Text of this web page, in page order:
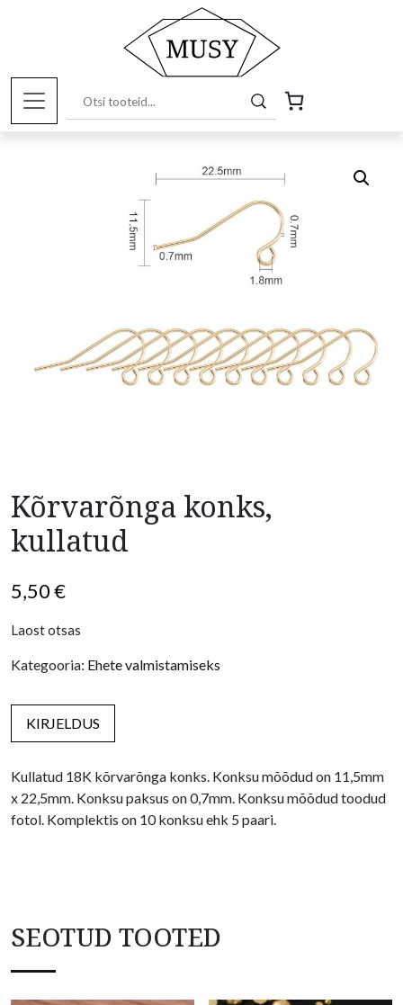
Kunstitarbed e-pood/Ehete
/ Kõrvarõnga konks, kullatud
Kõrvarõnga konks,
kullatud
5,50€
Laost otsas
Kategooria: Ehete valmistamiseks
KIRJELDUS
Kullatud 18K kõrvarõnga konks. Konksu mõõdud on 11,5mm
x 22,5mm. Konksu paksus on 0,7mm. Konksu mõõdud toodud
fotol. Komplektis on 10 konksu ehk 5 paari.
SEOTUD TOOTED